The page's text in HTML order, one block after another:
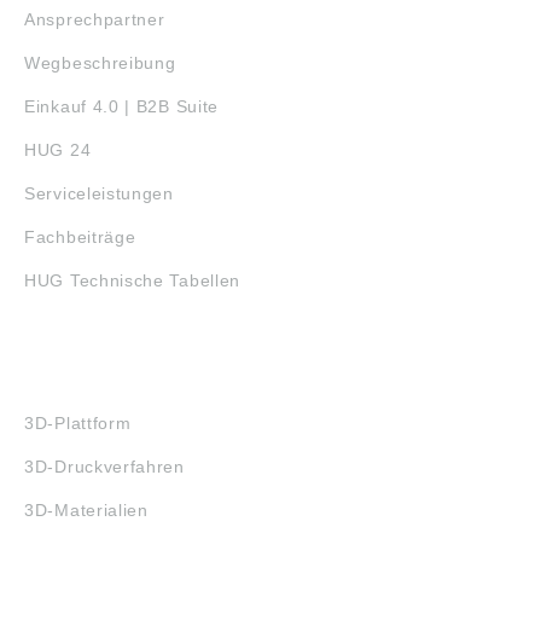
Ansprechpartner
Wegbeschreibung
Einkauf 4.0 | B2B Suite
HUG 24
Serviceleistungen
Fachbeiträge
HUG Technische Tabellen
3D-Plattform
3D-Druckverfahren
3D-Materialien